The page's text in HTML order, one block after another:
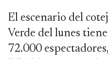
El escenario del
Verde del lunes
72.000